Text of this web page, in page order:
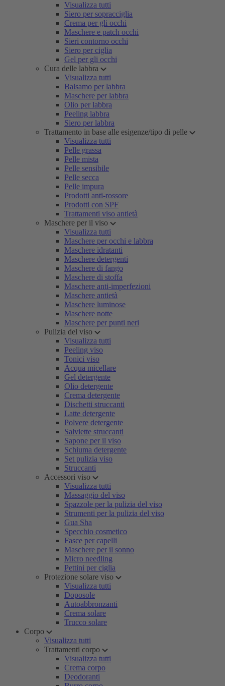
Visualizza tutti
Siero per sopracciglia
Crema per gli occhi
Maschere e patch occhi
Sieri contorno occhi
Siero per ciglia
Gel per gli occhi
Cura delle labbra
Visualizza tutti
Balsamo per labbra
Maschere per labbra
Olio per labbra
Peeling labbra
Siero per labbra
Trattamento in base alle esigenze/tipo di pelle
Visualizza tutti
Pelle grassa
Pelle mista
Pelle sensibile
Pelle secca
Pelle impura
Prodotti anti-rossore
Prodotti con SPF
Trattamenti viso antietà
Maschere per il viso
Visualizza tutti
Maschere per occhi e labbra
Maschere idratanti
Maschere detergenti
Maschere di fango
Maschere di stoffa
Maschere anti-imperfezioni
Maschere antietà
Maschere luminose
Maschere notte
Maschere per punti neri
Pulizia del viso
Visualizza tutti
Peeling viso
Tonici viso
Acqua micellare
Gel detergente
Olio detergente
Crema detergente
Dischetti struccanti
Latte detergente
Polvere detergente
Salviette struccanti
Sapone per il viso
Schiuma detergente
Set pulizia viso
Struccanti
Accessori viso
Visualizza tutti
Massaggio del viso
Spazzole per la pulizia del viso
Strumenti per la pulizia del viso
Gua Sha
Specchio cosmetico
Fasce per capelli
Maschere per il sonno
Micro needling
Pettini per ciglia
Protezione solare viso
Visualizza tutti
Doposole
Autoabbronzanti
Crema solare
Trucco solare
Corpo
Visualizza tutti
Trattamenti corpo
Visualizza tutti
Crema corpo
Deodoranti